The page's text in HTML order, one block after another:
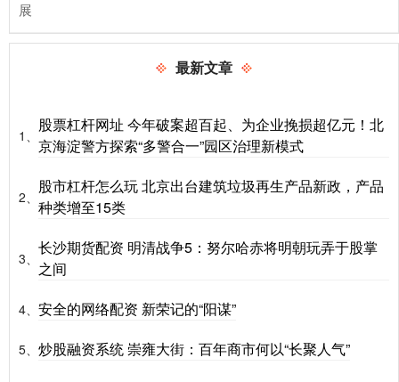
展
最新文章
1、
股票杠杆网址 今年破案超百起、为企业挽损超亿元！北
京海淀警方探索“多警合一”园区治理新模式
2、
股市杠杆怎么玩 北京出台建筑垃圾再生产品新政，产品
种类增至15类
3、
长沙期货配资 明清战争5：努尔哈赤将明朝玩弄于股掌
之间
4、 安全的网络配资 新荣记的“阳谋”
5、 炒股融资系统 崇雍大街：百年商市何以“长聚人气”